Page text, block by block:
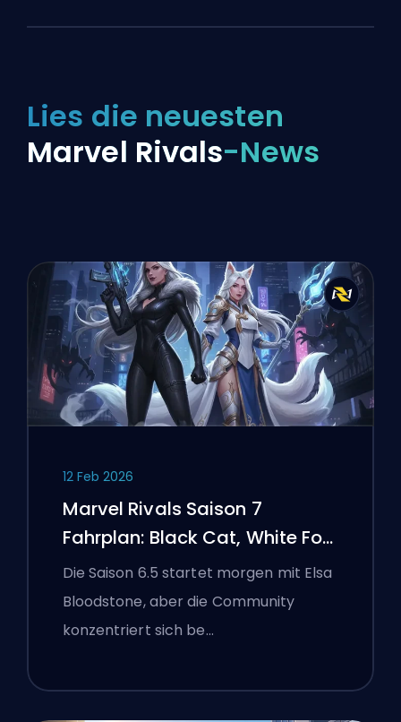
Lies die neuesten
Marvel Rivals-News
12 Feb 2026
Marvel Rivals Saison 7
Fahrplan: Black Cat, White Fox
und das Monsters Take
Manhattan Event
Die Saison 6.5 startet morgen mit Elsa
Bloodstone, aber die Community
konzentriert sich be…